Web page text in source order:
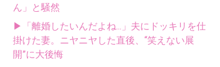
ん」と騒然
▶「離婚したいんだよね...」夫にドッキリを仕
掛けた妻。ニヤニヤした直後、“笑えない展
開”に大後悔